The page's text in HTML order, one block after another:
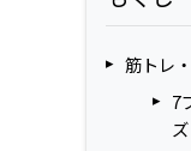
筋トレ
7
ズ